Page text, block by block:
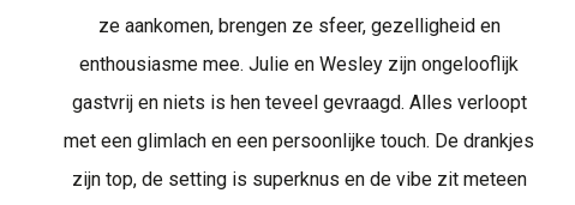
ze aankomen, brengen ze sfeer, gezelligheid en
enthousiasme mee. Julie en Wesley zijn ongelooflijk
gastvrij en niets is hen teveel gevraagd. Alles verloopt
met een glimlach en een persoonlijke touch. De drankjes
zijn top, de setting is superknus en de vibe zit meteen